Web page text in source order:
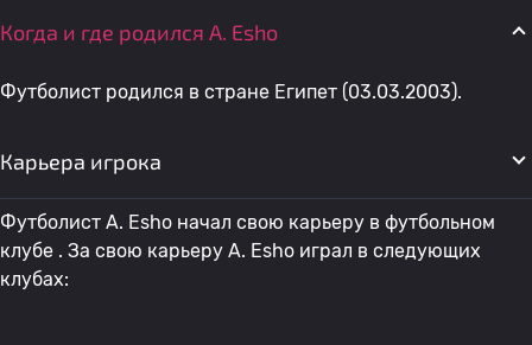
Когда и где родился A. Esho
Футболист родился в стране Египет (03.03.2003).
Карьера игрока
Футболист A. Esho начал свою карьеру в футбольном
клубе . За свою карьеру A. Esho играл в следующих
клубах: